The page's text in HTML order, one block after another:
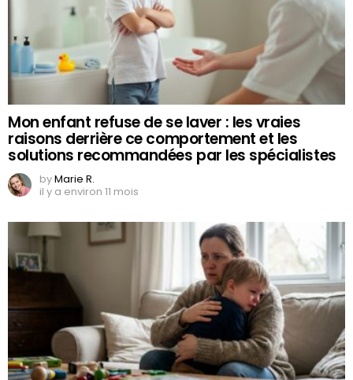
Mon enfant refuse de se laver : les vraies
raisons derrière ce comportement et les
solutions recommandées par les spécialistes
byMarie R.
il y a environ 11 mois